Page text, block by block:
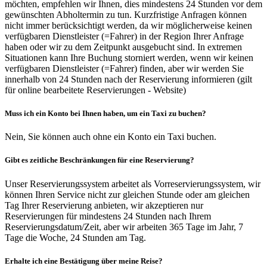
möchten, empfehlen wir Ihnen, dies mindestens 24 Stunden vor dem
gewünschten Abholtermin zu tun. Kurzfristige Anfragen können
nicht immer berücksichtigt werden, da wir möglicherweise keinen
verfügbaren Dienstleister (=Fahrer) in der Region Ihrer Anfrage
haben oder wir zu dem Zeitpunkt ausgebucht sind. In extremen
Situationen kann Ihre Buchung storniert werden, wenn wir keinen
verfügbaren Dienstleister (=Fahrer) finden, aber wir werden Sie
innerhalb von 24 Stunden nach der Reservierung informieren (gilt
für online bearbeitete Reservierungen - Website)
Muss ich ein Konto bei Ihnen haben, um ein Taxi zu buchen?
Nein, Sie können auch ohne ein Konto ein Taxi buchen.
Gibt es zeitliche Beschränkungen für eine Reservierung?
Unser Reservierungssystem arbeitet als Vorreservierungssystem, wir
können Ihren Service nicht zur gleichen Stunde oder am gleichen
Tag Ihrer Reservierung anbieten, wir akzeptieren nur
Reservierungen für mindestens 24 Stunden nach Ihrem
Reservierungsdatum/Zeit, aber wir arbeiten 365 Tage im Jahr, 7
Tage die Woche, 24 Stunden am Tag.
Erhalte ich eine Bestätigung über meine Reise?